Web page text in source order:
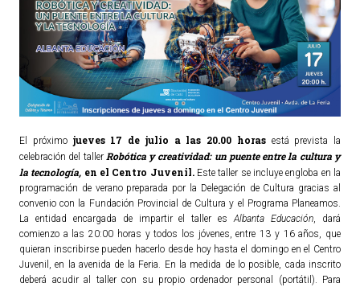
Medio Ambiente
Transportes
Empleo y Seguridad Social
Seguridad
Servicios Comarcales
TURISMO
Historia
Qué ver
Fiestas
Gastronomía
El próximo jueves 17 de julio a las 20.00 horasestá prevista la
celebración del taller Robótica y creatividad: un puente entre la cultura y
la tecnología, en el Centro Juvenil.Este taller se incluye engloba en la
programación de verano preparada por la Delegación de Cultura gracias al
convenio con la Fundación Provincial de Cultura y el Programa Planeamos.
La entidad encargada de impartir el taller esAlbanta Educación, dará
comienzo a las 20:00 horas y todos los jóvenes, entre 13 y 16 años, que
quieran inscribirse pueden hacerlo desde hoy hasta el domingo en el Centro
Juvenil, en la avenida de la Feria. En la medida de lo posible, cada inscrito
deberá acudir al taller con su propio ordenador personal (portátil). Para